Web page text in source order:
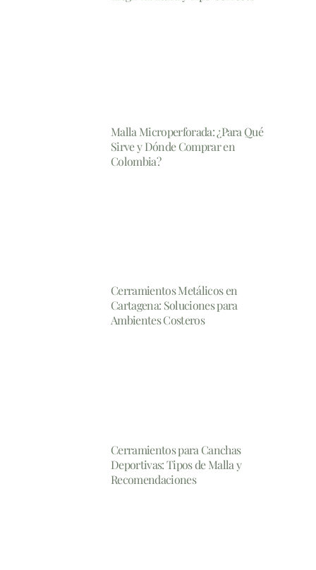
Malla Microperforada: ¿Para Qué
Sirve y Dónde Comprar en
Colombia?
Cerramientos Metálicos en
Cartagena: Soluciones para
Ambientes Costeros
Cerramientos para Canchas
Deportivas: Tipos de Malla y
Recomendaciones